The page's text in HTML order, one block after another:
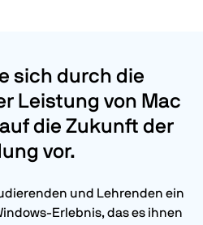
sich durch die
Leistung von Mac
die Zukunft der
vor.
und Lehrenden ein
Erlebnis, das es ihnen